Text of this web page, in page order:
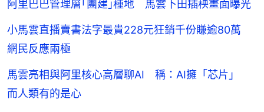
阿里巴巴管理層｢團建｣種地 馬雲下田插秧畫面曝光
小馬雲直播賣書法字最貴228元狂銷千份賺逾80萬
網民反應兩極
馬雲亮相與阿里核心高層聊AI 稱：AI擁「芯片」
而人類有的是心